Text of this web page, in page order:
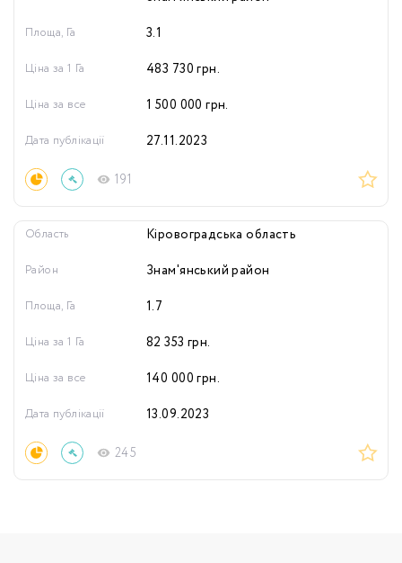
Площа, Га 3.1
Ціна за 1 Га 483 730 грн.
Ціна за все 1 500 000 грн.
191
Дата публікації 27.11.2023
Область Кіровоградська область
Район Знам'янський район
Площа, Га 1.7
Ціна за 1 Га 82 353 грн.
Ціна за все 140 000 грн.
245
Дата публікації 13.09.2023